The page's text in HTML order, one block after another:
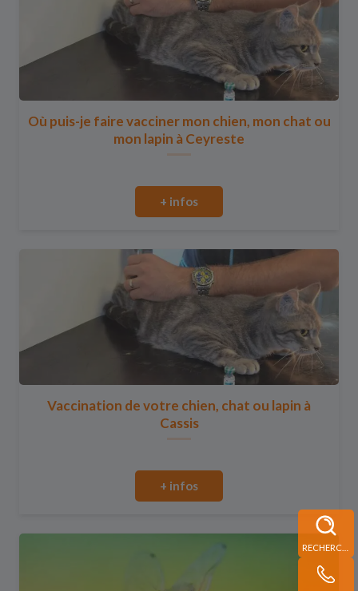
Où puis-je faire vacciner mon chien, mon chat ou
mon lapin à Ceyreste
+ infos
Vaccination de votre chien, chat ou lapin à
Cassis
+ infos